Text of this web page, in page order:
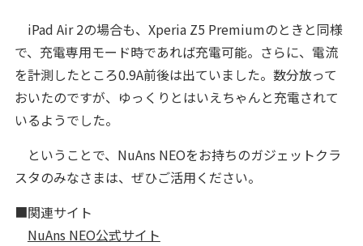
iPad Air 2の場合も、Xperia Z5 Premiumのときと同様
で、充電専用モード時であれば充電可能。さらに、電流
を計測したところ0.9A前後は出ていました。数分放って
おいたのですが、ゆっくりとはいえちゃんと充電されて
いるようでした。
ということで、NuAns NEOをお持ちのガジェットクラ
スタのみなさまは、ぜひご活用ください。
■関連サイト
NuAns NEO公式サイト